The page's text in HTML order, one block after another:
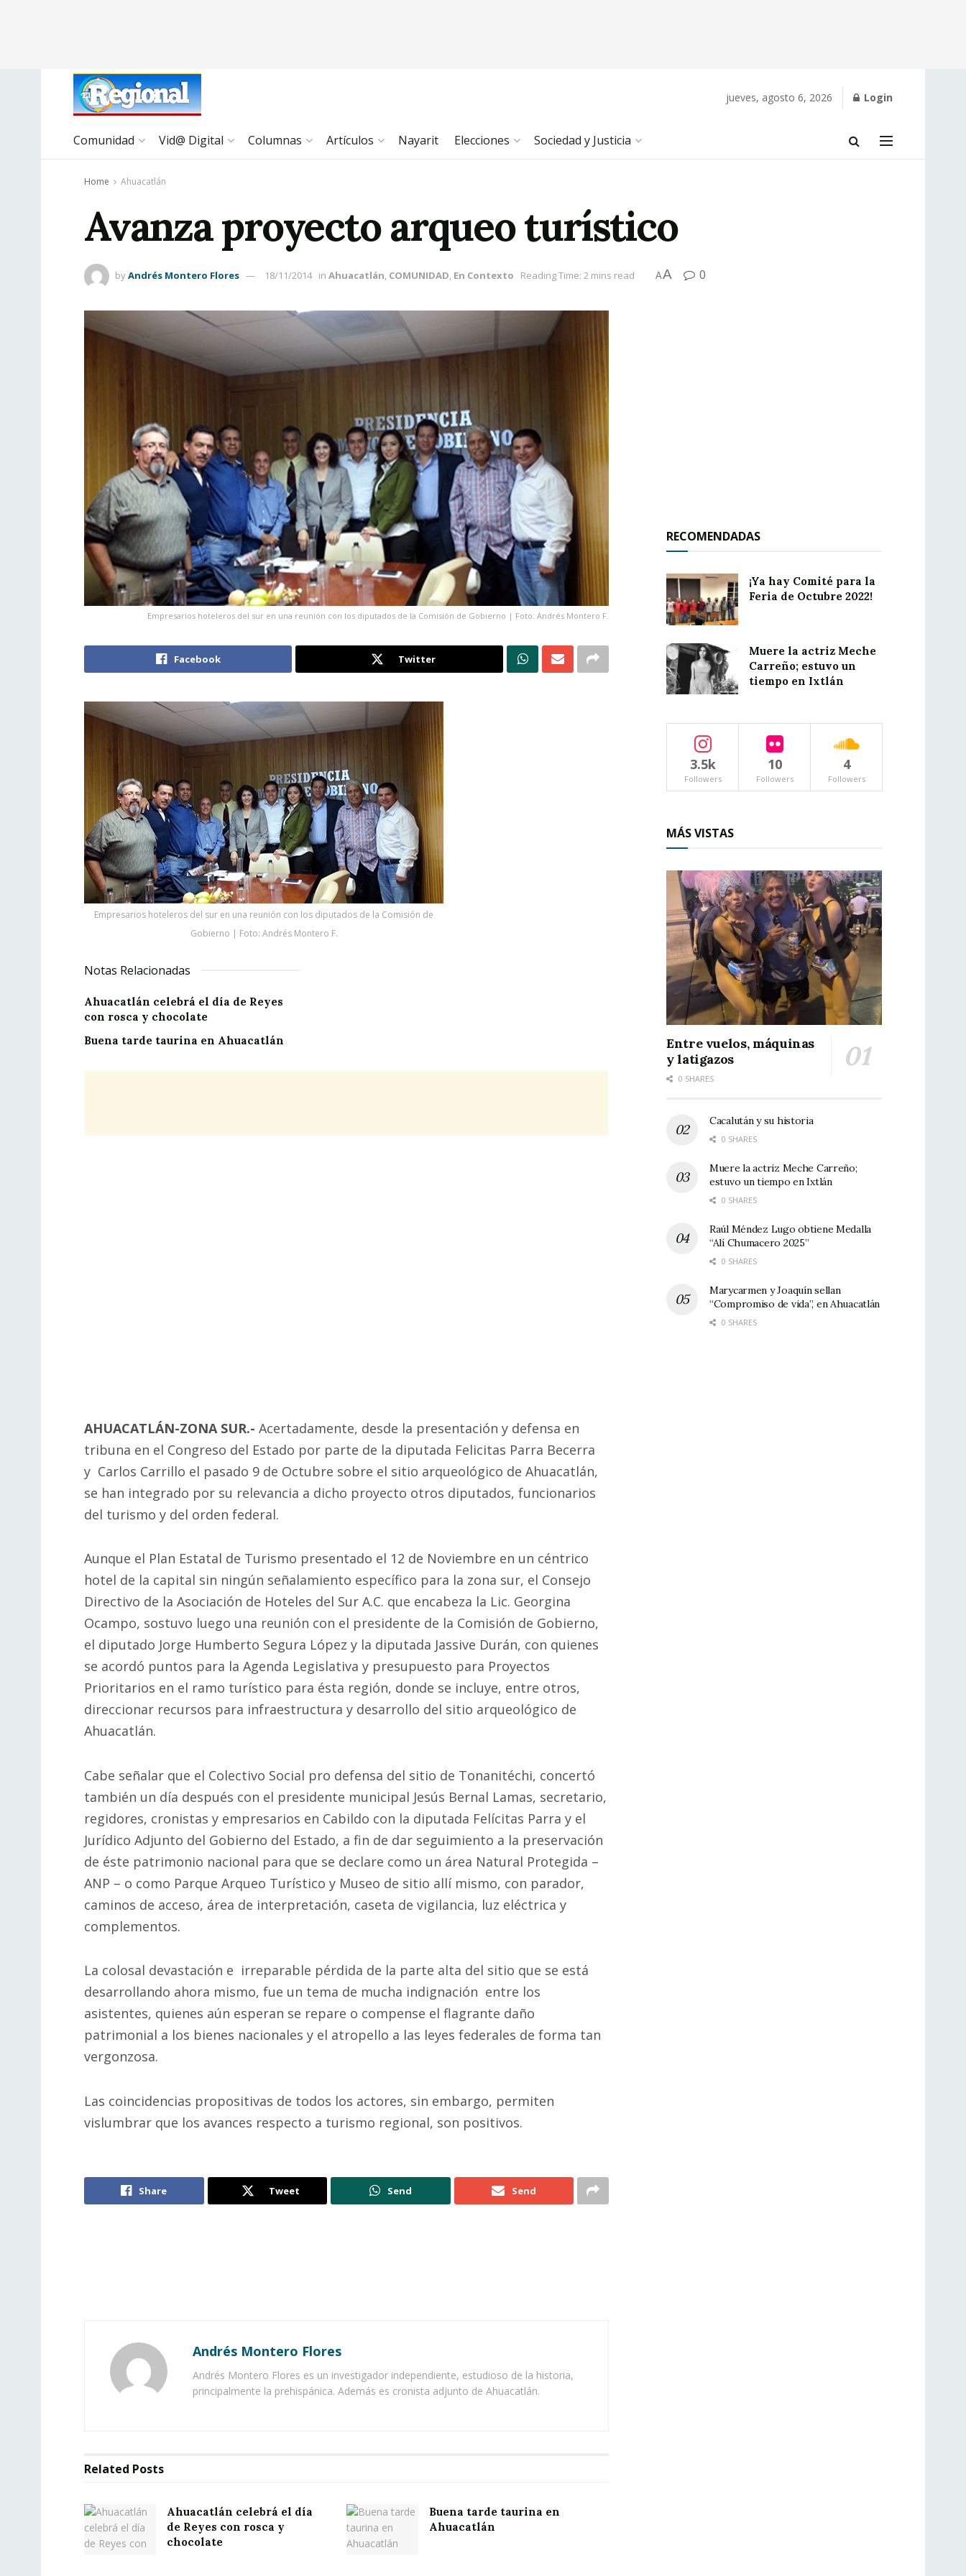
jueves, agosto 6, 2026 Login
Comunidad Vid@ Digital Columnas Artículos Nayarit Elecciones Sociedad y Justicia
Home Ahuacatlán
Avanza proyecto arqueo turístico
byAndrés Montero Flores 18/11/2014 in Ahuacatlán, COMUNIDAD, En Contexto Reading Time: 2 mins read AA 0
Empresarios hoteleros del sur en una reunión con los diputados de la Comisión de Gobierno | Foto: Andrés Montero F.
Facebook Twitter
Empresarios hoteleros del sur en una reunión con los diputados de la Comisión de
Gobierno | Foto: Andrés Montero F.
Notas Relacionadas
Ahuacatlán celebrá el día de Reyes
con rosca y chocolate
Buena tarde taurina en Ahuacatlán
AHUACATLÁN-ZONA SUR.- Acertadamente, desde la presentación y defensa en
tribuna en el Congreso del Estado por parte de la diputada Felicitas Parra Becerra
y Carlos Carrillo el pasado 9 de Octubre sobre el sitio arqueológico de Ahuacatlán,
se han integrado por su relevancia a dicho proyecto otros diputados, funcionarios
del turismo y del orden federal.
Aunque el Plan Estatal de Turismo presentado el 12 de Noviembre en un céntrico
hotel de la capital sin ningún señalamiento específico para la zona sur, el Consejo
Directivo de la Asociación de Hoteles del Sur A.C. que encabeza la Lic. Georgina
Ocampo, sostuvo luego una reunión con el presidente de la Comisión de Gobierno,
el diputado Jorge Humberto Segura López y la diputada Jassive Durán, con quienes
se acordó puntos para la Agenda Legislativa y presupuesto para Proyectos
Prioritarios en el ramo turístico para ésta región, donde se incluye, entre otros,
direccionar recursos para infraestructura y desarrollo del sitio arqueológico de
Ahuacatlán.
Cabe señalar que el Colectivo Social pro defensa del sitio de Tonanitéchi, concertó
también un día después con el presidente municipal Jesús Bernal Lamas, secretario,
regidores, cronistas y empresarios en Cabildo con la diputada Felícitas Parra y el
Jurídico Adjunto del Gobierno del Estado, a fin de dar seguimiento a la preservación
de éste patrimonio nacional para que se declare como un área Natural Protegida –
ANP – o como Parque Arqueo Turístico y Museo de sitio allí mismo, con parador,
caminos de acceso, área de interpretación, caseta de vigilancia, luz eléctrica y
complementos.
La colosal devastación e irreparable pérdida de la parte alta del sitio que se está
desarrollando ahora mismo, fue un tema de mucha indignación entre los
asistentes, quienes aún esperan se repare o compense el flagrante daño
patrimonial a los bienes nacionales y el atropello a las leyes federales de forma tan
vergonzosa.
Las coincidencias propositivas de todos los actores, sin embargo, permiten
vislumbrar que los avances respecto a turismo regional, son positivos.
Share Tweet Send Send
Andrés Montero Flores
Andrés Montero Flores es un investigador independiente, estudioso de la historia,
principalmente la prehispánica. Además es cronista adjunto de Ahuacatlán.
Related Posts
Ahuacatlán celebrá el día
de Reyes con rosca y
chocolate
Buena tarde taurina en
Ahuacatlán
RECOMENDADAS
¡Ya hay Comité para la
Feria de Octubre 2022!
Muere la actriz Meche
Carreño; estuvo un
tiempo en Ixtlán
3.5k
Followers
10
Followers
4
Followers
MÁS VISTAS
Entre vuelos, máquinas
y latigazos
0 SHARES
Cacalután y su historia
0 SHARES
Muere la actriz Meche Carreño;
estuvo un tiempo en Ixtlán
0 SHARES
Raúl Méndez Lugo obtiene Medalla
“Alí Chumacero 2025”
0 SHARES
Marycarmen y Joaquín sellan
“Compromiso de vida”, en Ahuacatlán
0 SHARES